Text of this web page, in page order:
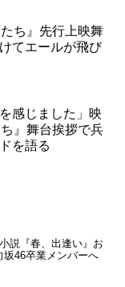
ち』先行上映舞
てエールが飛び
感じました」映
』舞台挨拶で兵
を語る
説『春、出逢い』お
46卒業メンバーへ